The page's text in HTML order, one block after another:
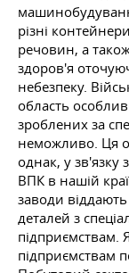
різні
речовин, а
здоров'я
небезпеку.
область
зроблених за
неможливо. Ця
однак, у зв'язку
ВПК в нашій
заводи
деталей з
підприємствам.
підприємствам